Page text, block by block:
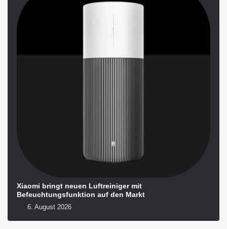
Xiaomi bringt neuen Luftreiniger mit
Befeuchtungsfunktion auf den Markt
6. August 2026